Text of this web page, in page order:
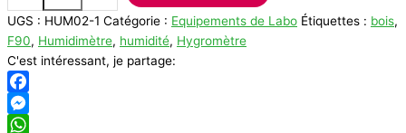
Humidimètre
UGS : HUM02-1 Catégorie : Equipements de Labo Étiquettes : bois,
F90, Humidimètre, humidité, Hygromètre
C'est intéressant, je partage:
Facebook
Messenger